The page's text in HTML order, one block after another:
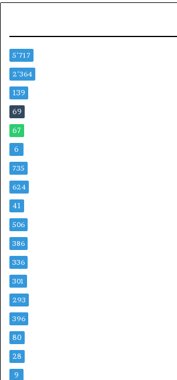
5٬717
2٬364
139
69
67
6
735
624
41
506
386
336
301
293
396
80
28
9